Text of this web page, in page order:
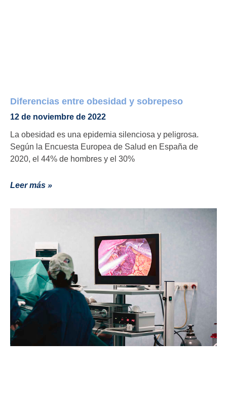
Diferencias entre obesidad y sobrepeso
12 de noviembre de 2022
La obesidad es una epidemia silenciosa y peligrosa.
Según la Encuesta Europea de Salud en España de
2020, el 44% de hombres y el 30%
Leer más »